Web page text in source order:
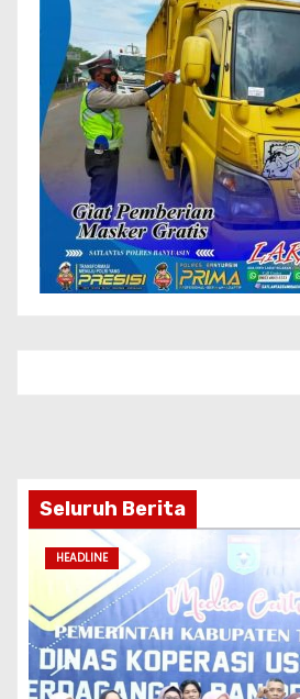
Seluruh Berita
HEADLINE